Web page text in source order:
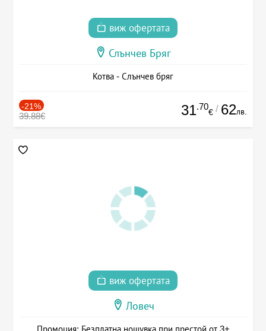
виж офертата
Слънчев Бряг
Котва - Слънчев бряг
-21%
39.88€ 31.70
€ / 62лв.
виж офертата
Ловеч